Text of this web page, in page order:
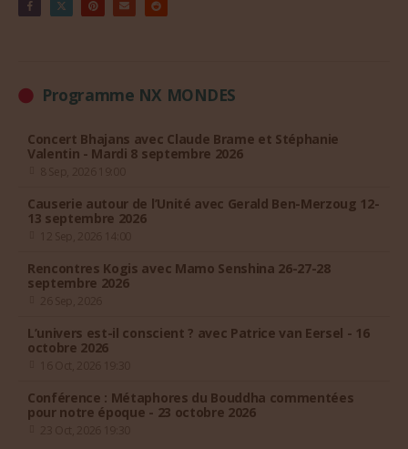
Programme NX MONDES
Concert Bhajans avec Claude Brame et Stéphanie
Valentin - Mardi 8 septembre 2026
Causerie autour de l’Unité avec Gerald Ben-Merzoug 12-
13 septembre 2026
Rencontres Kogis avec Mamo Senshina 26-27-28
septembre 2026
L’univers est-il conscient ? avec Patrice van Eersel - 16
octobre 2026
Conférence : Métaphores du Bouddha commentées
pour notre époque - 23 octobre 2026